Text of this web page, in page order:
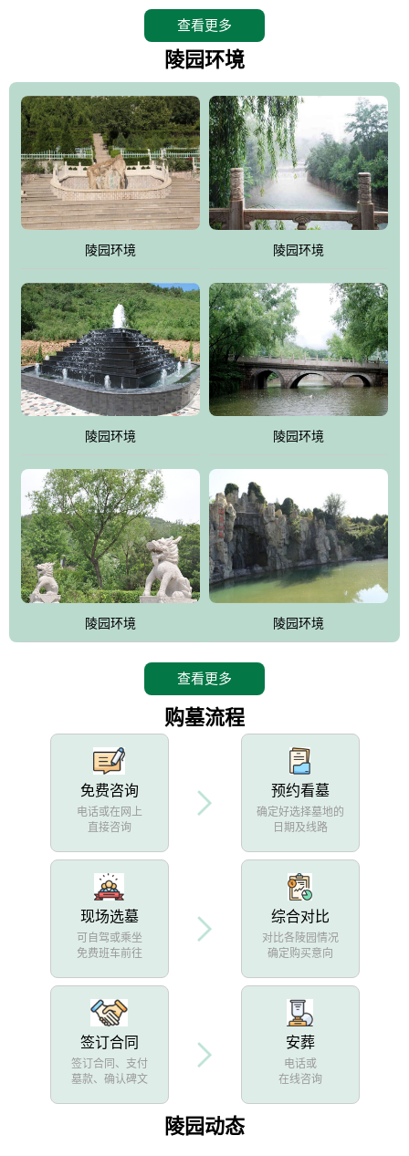
座陵园地处天寿山的环抱之中，四周群山若封似闭，层峦叠翠，秋
天枫叶艳红欲滴，冬天银装素裹分外妖娆！南面隔山而望的正是著
赞叹："景仰园真乃浑然天成的人生后花园！"陵区内草木茂盛，灵气
盎然，既有山川大聚的龙脉气魄，又有藏风得水的宝密形局。十三
陵是世间稀有的地形宝地，也是我们让逝者回归自然的首选墓葬之
灵穴，安息之宝地。
查看更多
陵园环境
陵园环境 陵园环境
陵园环境 陵园环境
陵园环境 陵园环境
查看更多
购墓流程
免费咨询
电话或在网上
直接咨询
预约看墓
确定好选择墓地的
日期及线路
现场选墓
可自驾或乘坐
免费班车前往
综合对比
对比各陵园情况
确定购买意向
签订合同
签订合同、支付
墓款、确认碑文
安葬
电话或
在线咨询
陵园动态